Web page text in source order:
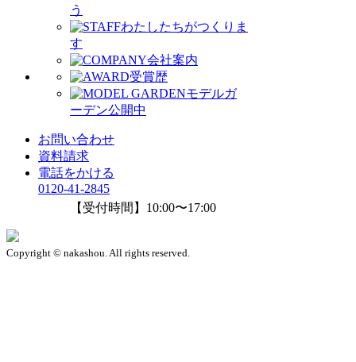
う
わたしたちがつくりま
す
会社案内
受賞歴
モデルガ
ーデン公開中
お問い合わせ
資料請求
電話をかける
0120-41-2845
【受付時間】10:00〜17:00
Copyright © nakashou. All rights reserved.